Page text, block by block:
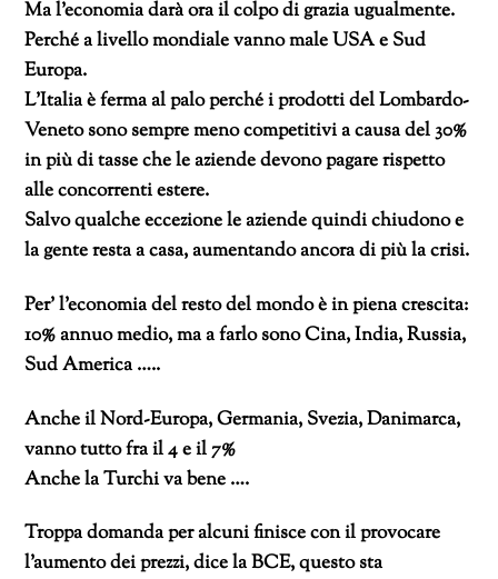
Ma l’economia darà ora il colpo di grazia ugualmente.
Perché a livello mondiale vanno male USA e Sud
Europa.
L’Italia è ferma al palo perché i prodotti del Lombardo-
Veneto sono sempre meno competitivi a causa del 30%
in più di tasse che le aziende devono pagare rispetto
alle concorrenti estere.
Salvo qualche eccezione le aziende quindi chiudono e
la gente resta a casa, aumentando ancora di più la crisi.
Per’ l’economia del resto del mondo è in piena crescita:
10% annuo medio, ma a farlo sono Cina, India, Russia,
Sud America …..
Anche il Nord-Europa, Germania, Svezia, Danimarca,
vanno tutto fra il 4 e il 7%
Anche la Turchi va bene ….
Troppa domanda per alcuni finisce con il provocare
l’aumento dei prezzi, dice la BCE, questo sta